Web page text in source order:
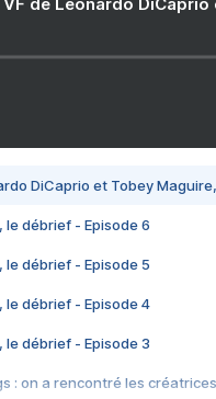
DiCaprio et Tobey
le débrief - Episode 6
le débrief - Episode 5
le débrief - Episode 4
le débrief - Episode 3
: on a rencontré les créatrices